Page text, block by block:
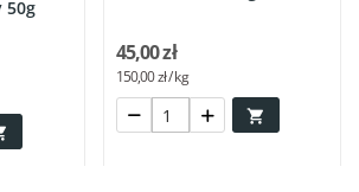
50g

45,00 zł
150,00 zł / kg